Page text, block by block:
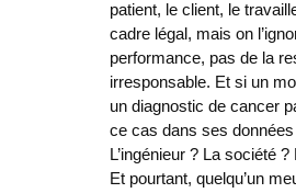
patient, le client, le
cadre légal, mais on
performance, pas de la
irresponsable. Et si un
un diagnostic de cancer
ce cas dans ses
L’ingénieur ? La société
Et pourtant, quelqu’un